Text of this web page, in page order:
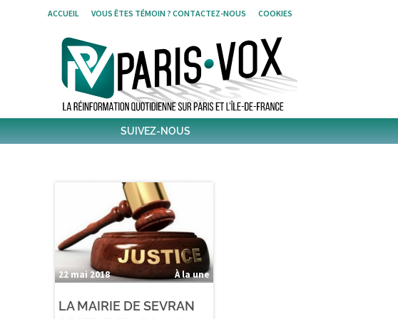
ACCUEIL VOUS ÊTES TÉMOIN ? CONTACTEZ-NOUS COOKIES
SUIVEZ-NOUS
22 mai 2018 À la une
LA MAIRIE DE SEVRAN